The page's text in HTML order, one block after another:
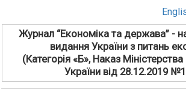
Журнал “Економіка та держава” -
видання України з питань
(Категорія «Б», Наказ Міністерства
України від 28.12.2019